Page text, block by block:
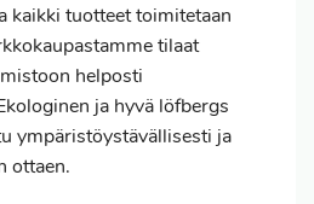
kaikki tuotteet toimitetaan
tilaat
helposti
ja hyvä löfbergs
ympäristöystävällisesti ja
ottaen.